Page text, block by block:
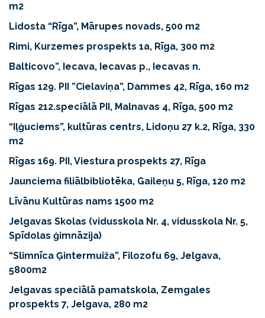
m2
Lidosta “Rīga”, Mārupes novads, 500 m2
Rimi, Kurzemes prospekts 1a, Rīga, 300 m2
Balticovo”, Iecava, Iecavas p., Iecavas n.
Rīgas 129. PII ”Cielaviņa”, Dammes 42, Rīga, 160 m2
Rīgas 212.speciālā PII, Malnavas 4, Rīga, 500 m2
“Iļģuciems”, kultūras centrs, Lidoņu 27 k.2, Rīga, 330
m2
Rīgas 169. PII, Viestura prospekts 27, Rīga
Jaunciema filiālbibliotēka, Gaileņu 5, Rīga, 120 m2
Līvānu Kultūras nams 1500 m2
Jelgavas Skolas (vidusskola Nr. 4, vidusskola Nr. 5,
Spīdolas ģimnāzija)
“Slimnīca Ģintermuiža”, Filozofu 69, Jelgava,
5800m2
Jelgavas speciālā pamatskola, Zemgales
prospekts 7, Jelgava, 280 m2